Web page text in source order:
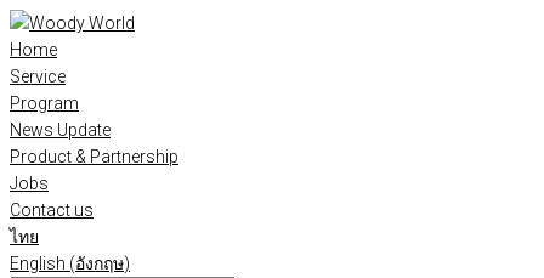
Skip
to
content
Home
Service
Program
News Update
Product & Partnership
Jobs
Contact us
ไทย
English (อังกฤษ)